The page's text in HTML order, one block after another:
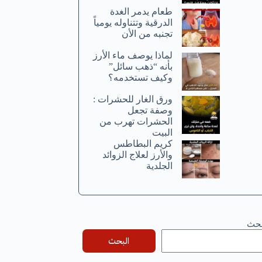
طعام يدمر الغدة
الدرقية وتتناوله يومياً
تجنبه من الأن
لماذا يوصف ماء الأرز
بأنه “ذهب سائل”
وكيف تستخدمه؟
ورق الغار للحشرات :
وصفة تجعل
الحشرات تهرب من
البيت
كريم البطاطس
والأرز لعلاج الزوائد
الجلدية
البحث